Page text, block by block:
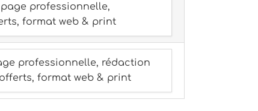
professionnelle,
format web & print
professionnelle, rédaction
format web & print